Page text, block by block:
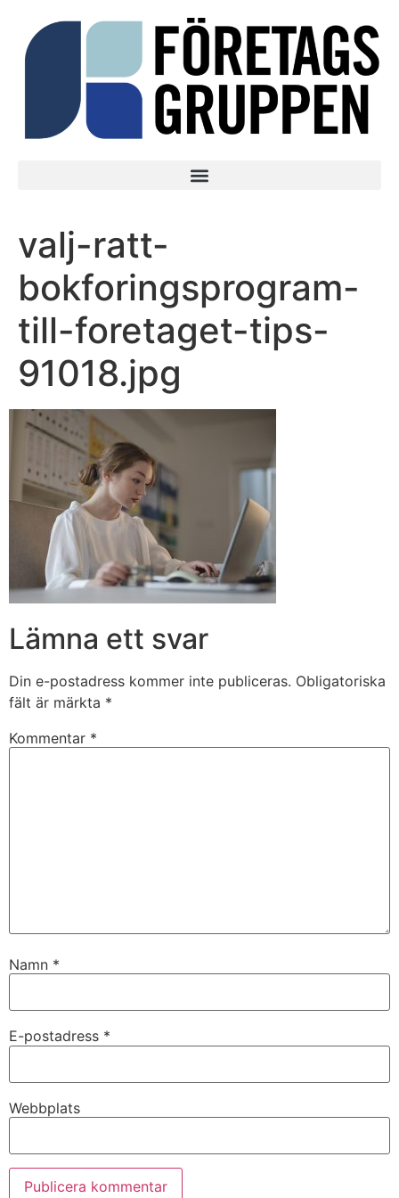
valj-ratt-
bokforingsprogram-
till-foretaget-tips-
91018.jpg
Lämna ett svar
Din e-postadress kommer inte publiceras. Obligatoriska
fält är märkta *
Kommentar *
Namn *
E-postadress *
Webbplats